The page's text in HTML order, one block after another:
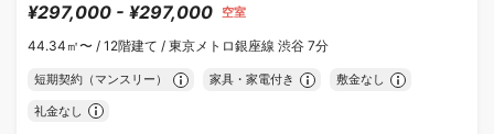
¥297,000 - ¥297,000 空室
44.34㎡〜 / 12階建て / 東京メトロ銀座線 渋谷 7分
短期契約（マンスリー） 家具・家電付き 敷金なし
礼金なし